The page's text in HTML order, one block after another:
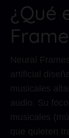
¿Qué
que quieren